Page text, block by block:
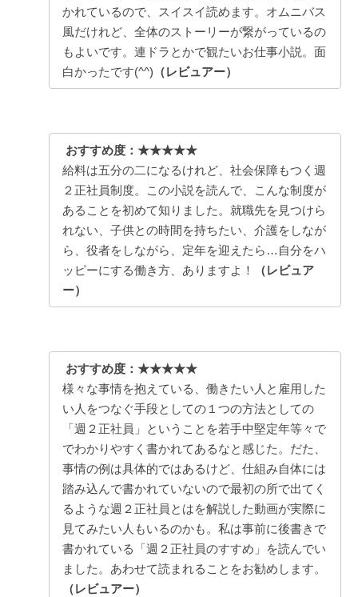
かれているので、スイスイ読めます。オムニバス
風だけれど、全体のストーリーが繋がっているの
もよいです。連ドラとかで観たいお仕事小説。面
白かったです(^^) （レビュアー）
おすすめ度：★★★★★
給料は五分の二になるけれど、社会保障もつく週
２正社員制度。この小説を読んで、こんな制度が
あることを初めて知りました。就職先を見つけら
れない、子供との時間を持ちたい、介護をしなが
ら、役者をしながら、定年を迎えたら…自分をハ
ッピーにする働き方、ありますよ！
（レビュア
ー）
おすすめ度：★★★★★
様々な事情を抱えている、働きたい人と雇用した
い人をつなぐ手段としての１つの方法としての
「週２正社員」ということを若手中堅定年等々で
でわかりやすく書かれてあるなと感じた。だた、
事情の例は具体的ではあるけど、仕組み自体には
踏み込んで書かれていないので最初の所で出てく
るような週２正社員とはを解説した動画が実際に
見てみたい人もいるのかも。私は事前に後書きで
書かれている「週２正社員のすすめ」を読んでい
ました。あわせて読まれることをお勧めします。
（レビュアー）